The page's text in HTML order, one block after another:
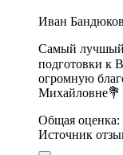
Иван Бандюков
Самый лучшый
подготовки к
огромную
Общая оценка:
Источник